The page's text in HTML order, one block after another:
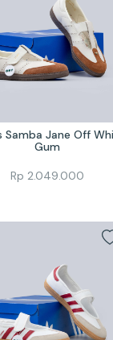
Samba Jane Off
Gum
Rp 2.049.000